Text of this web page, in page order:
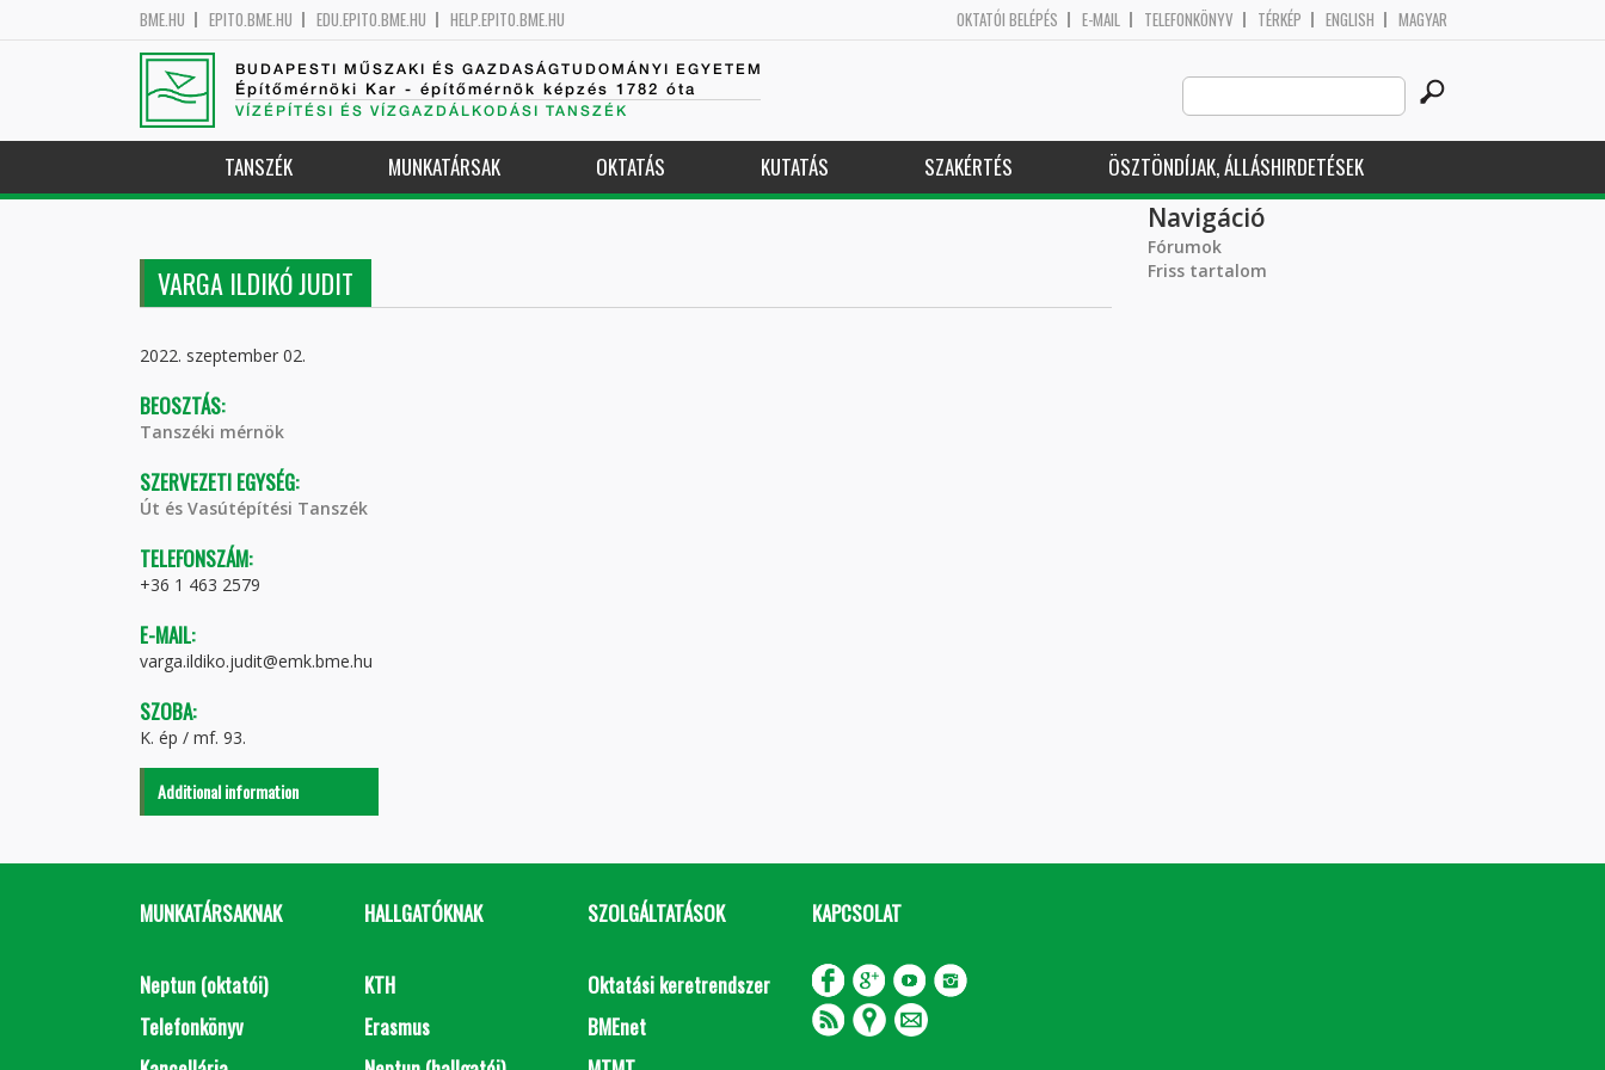
BME.HU EPITO.BME.HU EDU.EPITO.BME.HU HELP.EPITO.BME.HU OKTATÓI BELÉPÉS E-MAIL TELEFONKÖNYV TÉRKÉP ENGLISH MAGYAR
BUDAPESTI MŰSZAKI ÉS GAZDASÁGTUDOMÁNYI EGYETEM
Építőmérnöki Kar - építőmérnök képzés 1782 óta
VÍZÉPÍTÉSI ÉS VÍZGAZDÁLKODÁSI TANSZÉK
Search
this
site
TANSZÉK MUNKATÁRSAK OKTATÁS KUTATÁS SZAKÉRTÉS ÖSZTÖNDÍJAK, ÁLLÁSHIRDETÉSEK
VARGA ILDIKÓ JUDIT
2022. szeptember 02.
BEOSZTÁS:
Tanszéki mérnök
SZERVEZETI EGYSÉG:
Út és Vasútépítési Tanszék
TELEFONSZÁM:
+36 1 463 2579
E-MAIL:
varga.ildiko.judit@emk.bme.hu
SZOBA:
K. ép / mf. 93.
Additional information
Navigáció
Fórumok
Friss tartalom
MUNKATÁRSAKNAK
Neptun (oktatói)
Telefonkönyv
HALLGATÓKNAK
KTH
Erasmus
SZOLGÁLTATÁSOK
Oktatási keretrendszer
BMEnet
KAPCSOLAT